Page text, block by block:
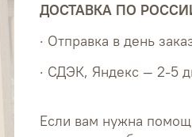
ДОСТАВКА ПО
· Отправка в день
· СДЭК, Яндекс — 2-5
Если вам нужна